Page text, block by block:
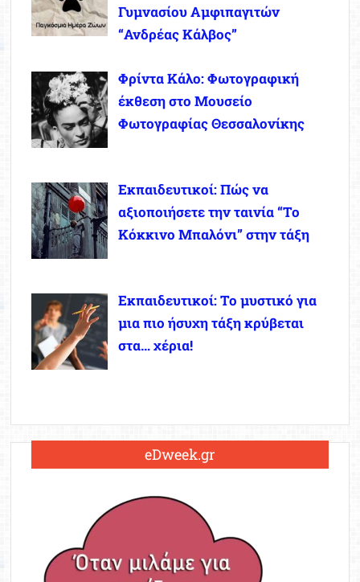
Γυμνασίου Αμφιπαγιτών
“Ανδρέας Κάλβος”
Φρίντα Κάλο: Φωτογραφική
έκθεση στο Μουσείο
Φωτογραφίας Θεσσαλονίκης
Εκπαιδευτικοί: Πώς να
αξιοποιήσετε την ταινία “Το
Κόκκινο Μπαλόνι” στην τάξη
Εκπαιδευτικοί: Το μυστικό για
μια πιο ήσυχη τάξη κρύβεται
στα… χέρια!
eDweek.gr